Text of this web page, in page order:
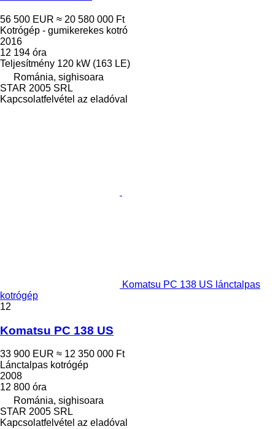
56 500 EUR ≈ 20 580 000 Ft
Kotrógép - gumikerekes kotró
2016
12 194 óra
Teljesítmény 120 kW (163 LE)
Románia, sighisoara
STAR 2005 SRL
Kapcsolatfelvétel az eladóval
Komatsu PC 138 US lánctalpas
kotrógép
12
Komatsu PC 138 US
33 900 EUR ≈ 12 350 000 Ft
Lánctalpas kotrógép
2008
12 800 óra
Románia, sighisoara
STAR 2005 SRL
Kapcsolatfelvétel az eladóval